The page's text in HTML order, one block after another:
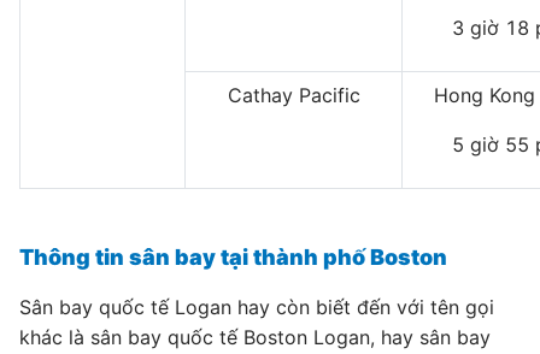
3 giờ 18
Cathay Pacific Hong Kong
5 giờ 55
Thông tin sân bay tại thành phố Boston
Sân bay quốc tế Logan hay còn biết đến với tên gọi
khác là sân bay quốc tế Boston Logan, hay sân bay